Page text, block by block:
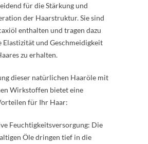
für die Stärkung und
der Haarstruktur. Sie sind
enthalten und tragen dazu
Elastizität und Geschmeidigkeit
zu erhalten.
dieser natürlichen Haaröle mit
Wirkstoffen bietet eine
für Ihr Haar:
Feuchtigkeitsversorgung: Die
Öle dringen tief in die